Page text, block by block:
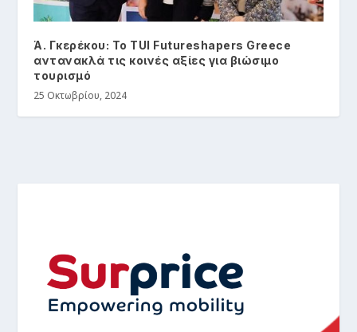
Ά. Γκερέκου: Το TUI Futureshapers Greece
αντανακλά τις κοινές αξίες για βιώσιμο
τουρισμό
25 Οκτωβρίου, 2024